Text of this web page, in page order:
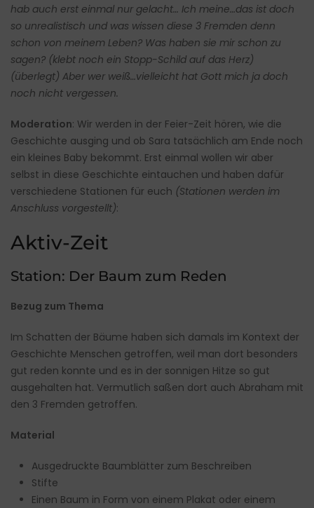
hab auch erst einmal nur gelacht… Ich meine…das ist doch
so unrealistisch und was wissen diese 3 Fremden denn
schon von meinem Leben? Was haben sie mir schon zu
sagen? (klebt noch ein Stopp-Schild auf das Herz)
(überlegt) Aber wer weiß…vielleicht hat Gott mich ja doch
noch nicht vergessen.
Moderation: Wir werden in der Feier-Zeit hören, wie die
Geschichte ausging und ob Sara tatsächlich am Ende noch
ein kleines Baby bekommt. Erst einmal wollen wir aber
selbst in diese Geschichte eintauchen und haben dafür
verschiedene Stationen für euch (Stationen werden im
Anschluss vorgestellt):
Aktiv-Zeit
Station: Der Baum zum Reden
Bezug zum Thema
Im Schatten der Bäume haben sich damals im Kontext der
Geschichte Menschen getroffen, weil man dort besonders
gut reden konnte und es in der sonnigen Hitze so gut
ausgehalten hat. Vermutlich saßen dort auch Abraham mit
den 3 Fremden getroffen.
Material
Ausgedruckte Baumblätter zum Beschreiben
Stifte
Einen Baum in Form von einem Plakat oder einem